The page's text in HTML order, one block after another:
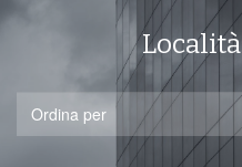
Ordina per